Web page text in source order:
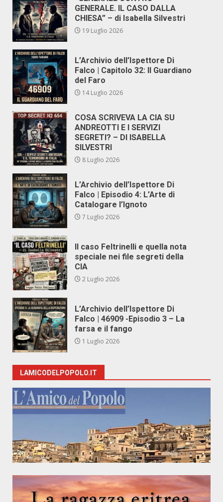
GENERALE. IL CASO DALLA
CHIESA” – di Isabella Silvestri
19 Luglio 2026
L’Archivio dell’Ispettore Di
Falco | Capitolo 32: Il Guardiano
del Faro
14 Luglio 2026
COSA SCRIVEVA LA CIA SU
ANDREOTTI E I SERVIZI
SEGRETI? – DI ISABELLA
SILVESTRI
8 Luglio 2026
L’Archivio dell’Ispettore Di
Falco | Episodio 4: L’Arte di
Catalogare l’Ignoto
7 Luglio 2026
Il caso Feltrinelli e quella nota
speciale nei file segreti della
CIA
2 Luglio 2026
L’Archivio dell’Ispettore Di
Falco | 46909 -Episodio 3 – La
farsa e il fango
1 Luglio 2026
LAMICODELPOPOLO.IT